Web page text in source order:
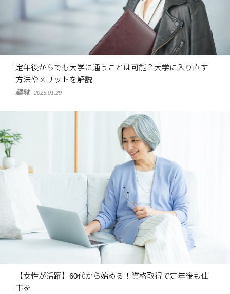
定年後からでも大学に通うことは可能？大学に入り直す
方法やメリットを解説
趣味 2025.01.29
【女性が活躍】60代から始める！資格取得で定年後も仕
事を